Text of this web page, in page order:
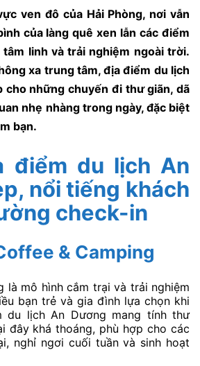
ven đô của Hải Phòng, nơi vẫn
của làng quê xen lẫn các điểm
tâm linh và trải nghiệm ngoài trời.
xa trung tâm, địa điểm du lịch
cho những chuyến đi thư giãn, dã
nhẹ nhàng trong ngày, đặc biệt
bạn.
điểm du lịch An
nổi tiếng khách
check-in
& Camping
là mô hình cắm trại và trải nghiệm
bạn trẻ và gia đình lựa chọn khi
du lịch An Dương mang tính thư
đây khá thoáng, phù hợp cho các
nghỉ ngơi cuối tuần và sinh hoạt